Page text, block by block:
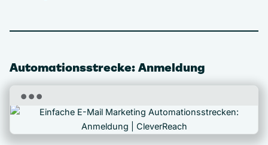
Automationsstrecke: Anmeldung